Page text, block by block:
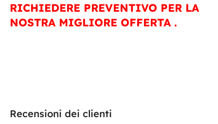
RICHIEDERE PREVENTIVO PER LA
NOSTRA MIGLIORE OFFERTA .
Recensioni dei clienti